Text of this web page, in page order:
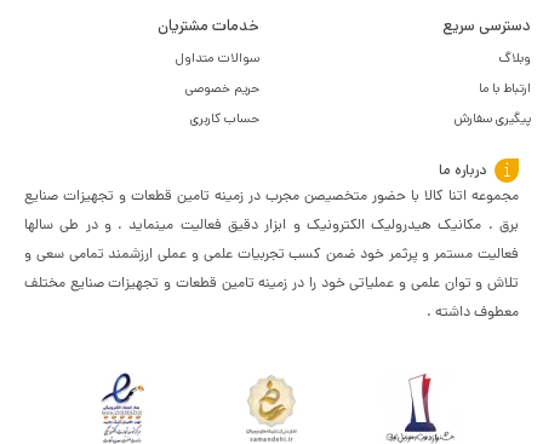
دسترسی سریع
وبلاگ
ارتباط با ما
پیگیری سفارش
خدمات مشتریان
سوالات متداول
حریم خصوصی
حساب کاربری
درباره ما
مجموعه اتنا کالا با حضور متخصیصن مجرب در زمینه تامین قطعات و تجهیزات صنایع
برق . مکانیک هیدرولیک الکترونیک و ابزار دقیق فعالیت مینماید . و در طی سالها
فعالیت مستمر و پرثمر خود ضمن کسب تجربیات علمی و عملی ارزشمند تمامی سعی و
تلاش و توان علمی و عملیاتی خود را در زمینه تامین قطعات و تجهیزات صنایع مختلف
معطوف داشته .